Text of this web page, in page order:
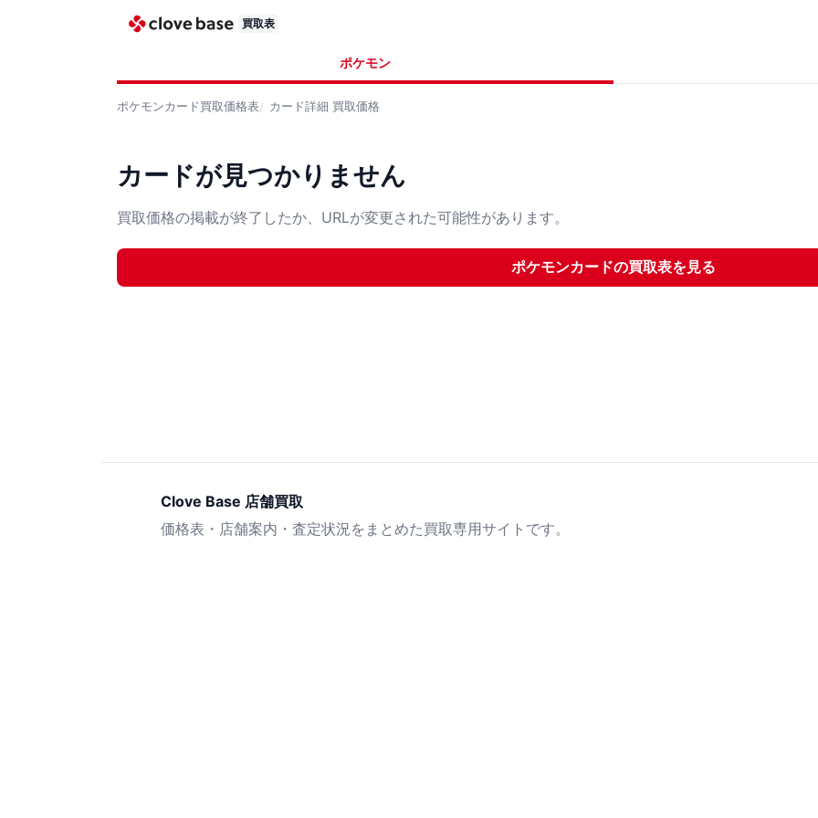
買取表
ポケモン
ポケモンカード買取価格表 カード詳細 買取価格
カードが見つかりません
買取価格の掲載が終了したか、URLが変更された可能性があります。
ポケモンカードの買取表を見る
Clove Base 店舗買取
価格表・店舗案内・査定状況をまとめた買取専用サイトです。